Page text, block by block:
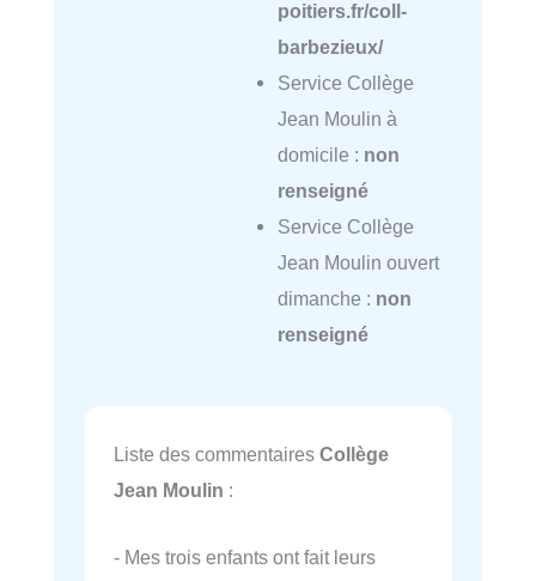
poitiers.fr/coll-
barbezieux/
Service Collège
Jean Moulin à
domicile : non
renseigné
Service Collège
Jean Moulin ouvert
dimanche : non
renseigné
Liste des commentaires Collège
Jean Moulin :
- Mes trois enfants ont fait leurs